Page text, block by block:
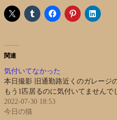
関連
気付いてなかった
本日撮影 旧通勤路近くのガレージ
もう1匹居るのに気付いてませんで
2022-07-30 18:53
今日の猫